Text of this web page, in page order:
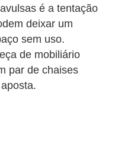
é a tentação
deixar um
sem uso.
de mobiliário
par de chaises